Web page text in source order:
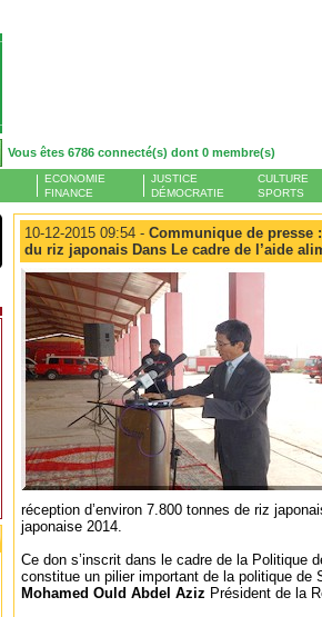
Vous êtes 6786 connecté(s) dont 0 membre(s)
ECONOMIE
FINANCE
JUSTICE
DÉMOCRATIE
CULTURE
SPORTS
10-12-2015 09:54 - Communique de presse
du riz japonais Dans Le cadre de l’aide
réception d’environ 7.800 tonnes de riz
japonaise 2014.
Ce don s’inscrit dans le cadre de la Politique
constitue un pilier important de la politique de
Mohamed Ould Abdel Aziz Président de la